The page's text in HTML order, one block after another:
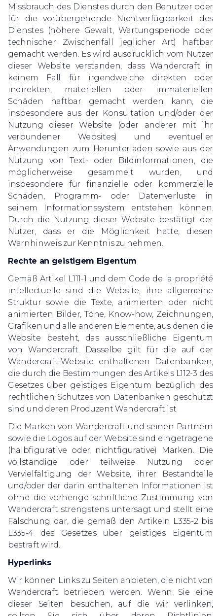
Missbrauch des Dienstes durch den Benutzer oder
für die vorübergehende Nichtverfügbarkeit des
Dienstes (höhere Gewalt, Wartungsperiode oder
technischer Zwischenfall jeglicher Art) haftbar
gemacht werden. Es wird ausdrücklich vom Nutzer
dieser Website verstanden, dass Wandercraft in
keinem Fall für irgendwelche direkten oder
indirekten, materiellen oder immateriellen
Schäden haftbar gemacht werden kann, die
insbesondere aus der Konsultation und/oder der
Nutzung dieser Website (oder anderer mit ihr
verbundener Websites) und eventueller
Anwendungen zum Herunterladen sowie aus der
Nutzung von Text- oder Bildinformationen, die
möglicherweise gesammelt wurden, und
insbesondere für finanzielle oder kommerzielle
Schäden, Programm- oder Datenverluste in
seinem Informationssystem entstehen können.
Durch die Nutzung dieser Website bestätigt der
Nutzer, dass er die Möglichkeit hatte, diesen
Warnhinweis zur Kenntnis zu nehmen.
Rechte an geistigem Eigentum
Gemäß Artikel L111-1 und dem Code de la propriété
intellectuelle sind die Website, ihre allgemeine
Struktur sowie die Texte, animierten oder nicht
animierten Bilder, Töne, Know-how, Zeichnungen,
Grafiken und alle anderen Elemente, aus denen die
Website besteht, das ausschließliche Eigentum
von Wandercraft. Dasselbe gilt für die auf der
Wandercraft-Website enthaltenen Datenbanken,
die durch die Bestimmungen des Artikels L112-3 des
Gesetzes über geistiges Eigentum bezüglich des
rechtlichen Schutzes von Datenbanken geschützt
sind und deren Produzent Wandercraft ist.
Die Marken von Wandercraft und seinen Partnern
sowie die Logos auf der Website sind eingetragene
(halbfigurative oder nichtfigurative) Marken. Die
vollständige oder teilweise Nutzung oder
Vervielfältigung der Website, ihrer Bestandteile
und/oder der darin enthaltenen Informationen ist
ohne die vorherige schriftliche Zustimmung von
Wandercraft strengstens untersagt und stellt eine
Fälschung dar, die gemäß den Artikeln L335-2 bis
L335-4 des Gesetzes über geistiges Eigentum
bestraft wird.
Hyperlinks
Wir können Links zu Seiten anbieten, die nicht von
Wandercraft betrieben werden. Wenn Sie eine
dieser Seiten besuchen, auf die wir verlinken,